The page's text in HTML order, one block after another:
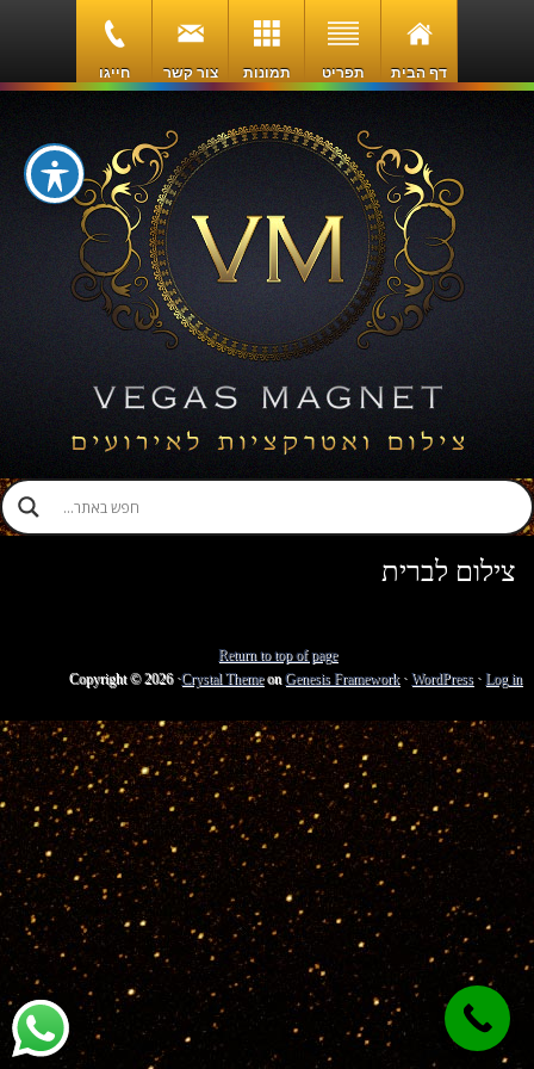
דף הבית תפריט תמונות צור קשר חייגו
צילום לברית
Return to top of page
Copyright © 2026 ·Crystal ThemeonGenesis Framework· WordPress· Log in